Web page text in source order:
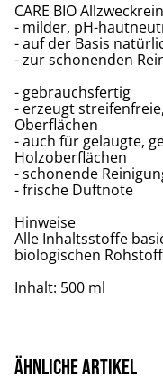
CARE BIO
- milder, pH-
- auf der Basis
- zur schonenden
- gebrauchsfertig
- erzeugt
Oberflächen
- auch für gelaugte,
Holzoberflächen
- schonende
- frische Duftnote
Hinweise
Alle Inhaltsstoffe
biologischen
Inhalt: 500 ml
Ähnliche Artikel